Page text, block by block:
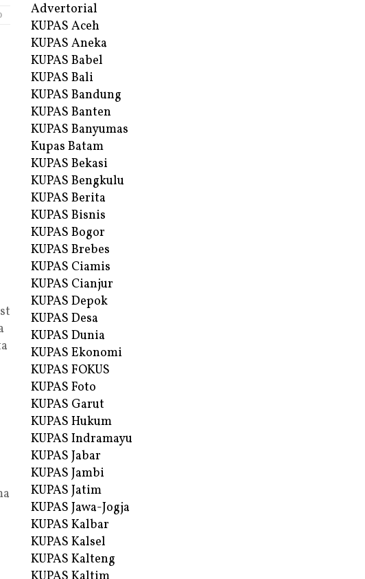
Advertorial
KUPAS Aceh
KUPAS Aneka
KUPAS Babel
KUPAS Bali
KUPAS Bandung
KUPAS Banten
KUPAS Banyumas
Kupas Batam
KUPAS Bekasi
KUPAS Bengkulu
KUPAS Berita
KUPAS Bisnis
KUPAS Bogor
KUPAS Brebes
KUPAS Ciamis
KUPAS Cianjur
KUPAS Depok
KUPAS Desa
KUPAS Dunia
KUPAS Ekonomi
KUPAS FOKUS
KUPAS Foto
KUPAS Garut
KUPAS Hukum
KUPAS Indramayu
KUPAS Jabar
KUPAS Jambi
KUPAS Jatim
KUPAS Jawa-Jogja
KUPAS Kalbar
KUPAS Kalsel
KUPAS Kalteng